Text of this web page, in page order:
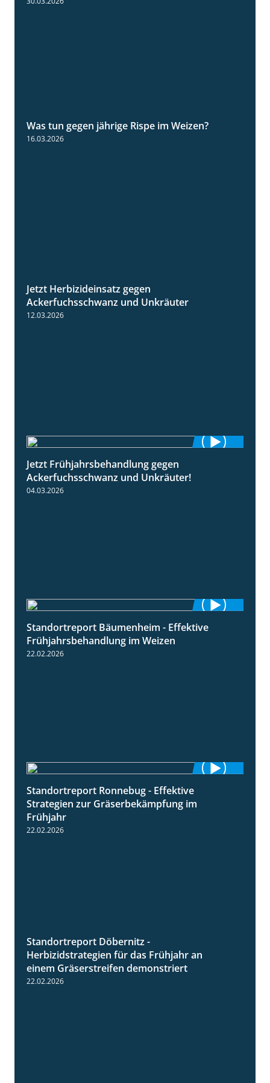
1:15
Was tun gegen jährige Rispe im Weizen?
16.03.2026
Jetzt Herbizideinsatz gegen
Ackerfuchsschwanz und Unkräuter
12.03.2026
Jetzt Frühjahrsbehandlung gegen
Ackerfuchsschwanz und Unkräuter!
04.03.2026
4:20
Standortreport Bäumenheim - Effektive
Frühjahrsbehandlung im Weizen
22.02.2026
Standortreport Ronnebug - Effektive
Strategien zur Gräserbekämpfung im
Frühjahr
22.02.2026
Standortreport Döbernitz -
Herbizidstrategien für das Frühjahr an
einem Gräserstreifen demonstriert
22.02.2026